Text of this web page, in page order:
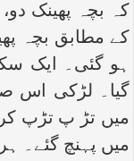
کہ بچہ پھینک
کے مطابق بچہ
ہو گئی۔ ایک
گیا۔ لڑکی اس
میں تڑ پ تڑپ
میں پہنچ گئے۔